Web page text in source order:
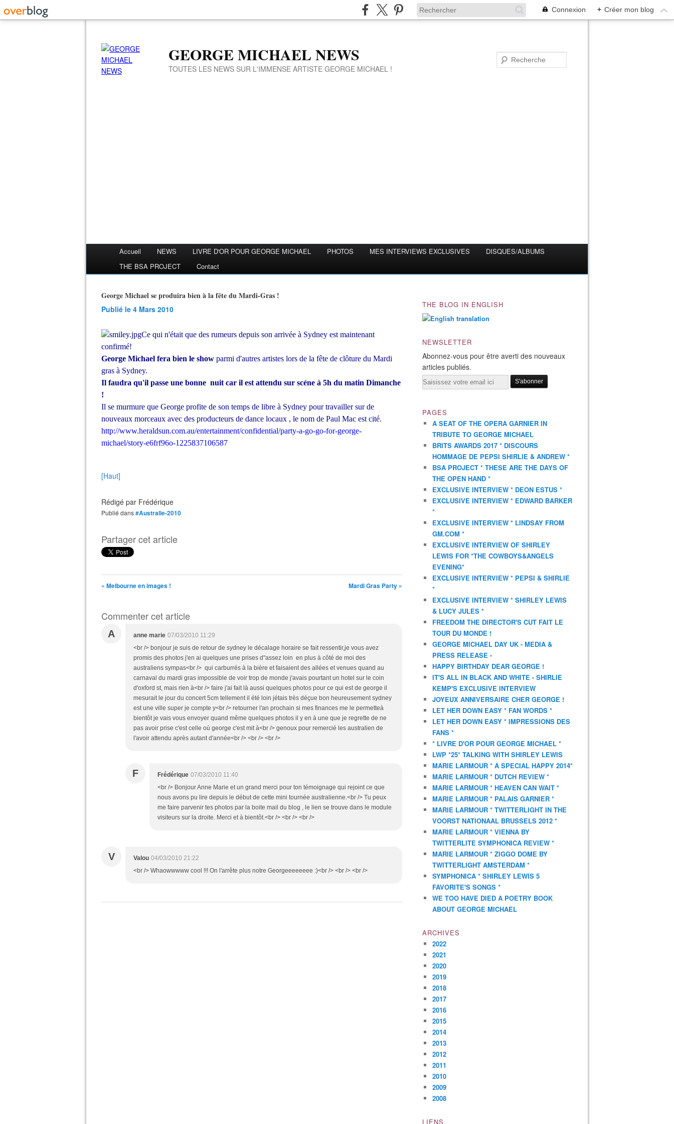
Connexion + Créer mon blog
GEORGE MICHAEL NEWS
TOUTES LES NEWS SUR L'IMMENSE ARTISTE GEORGE MICHAEL !
Accueil NEWS LIVRE D'OR POUR GEORGE MICHAEL PHOTOS MES INTERVIEWS EXCLUSIVES
DISQUES/ALBUMS
THE BSA PROJECT
Contact
George Michael se produira bien à la fête du Mardi-Gras !
Publié le 4 Mars 2010
Ce qui n'était que des rumeurs depuis son arrivée à Sydney est maintenant
confirmé!
George Michael fera bien le show parmi d'autres artistes lors de la fête de clôture du Mardi
gras à Sydney.
Il faudra qu'il passe une bonne nuit car il est attendu sur scéne à 5h du matin Dimanche
!
Il se murmure que George profite de son temps de libre à Sydney pour travailler sur de
nouveaux morceaux avec des producteurs de dance locaux , le nom de Paul Mac est cité.
http://www.heraldsun.com.au/entertainment/confidential/party-a-go-go-for-george-
michael/story-e6frf96o-1225837106587
[Haut]
Rédigé par Frédérique
Publié dans#Australie-2010
Partager cet article
« Melbourne en images ! Mardi Gras Party »
Commenter cet article
A anne marie 07/03/2010 11:29
<br /> bonjour je suis de retour de sydney le décalage horaire se fait ressentir,je vous avez
promis des photos j'en ai quelques une prises d"assez loin en plus à côté de moi des
australiens sympas<br /> qui carburrés à la bière et faisaient des allées et venues quand au
carnaval du mardi gras impossible de voir trop de monde j'avais pourtant un hotel sur le coin
d'oxford st, mais rien à<br /> faire j'ai fait là aussi quelques photos pour ce qui est de george il
mesurait le jour du concert 5cm tellement il été loin jétais très déçue bon heureusement sydney
est une ville super je compte y<br /> retourner l'an prochain si mes finances me le permetteà
bientôt je vais vous envoyer quand même quelques photos il y en à une que je regrette de ne
pas avoir prise c'est celle où george c'est mit à<br /> genoux pour remercié les australien de
l'avoir attendu après autant d'année<br /> <br /> <br />
F Frédérique 07/03/2010 11:40
<br /> Bonjour Anne Marie et un grand merci pour ton témoignage qui rejoint ce que
nous avons pu lire depuis le début de cette mini tournée australienne.<br /> Tu peux
me faire parvenir tes photos par la boite mail du blog , le lien se trouve dans le module
visiteurs sur la droite. Merci et à bientôt.<br /> <br /> <br />
V Valou 04/03/2010 21:22
<br /> Whaowwwww cool !!! On l'arrête plus notre Georgeeeeeeee :)<br /> <br /> <br />
THE BLOG IN ENGLISH
NEWSLETTER
Abonnez-vous pour être averti des nouveaux
articles publiés.
Email
PAGES
A SEAT OF THE OPERA GARNIER IN
TRIBUTE TO GEORGE MICHAEL
BRITS AWARDS 2017 * DISCOURS
HOMMAGE DE PEPSI SHIRLIE & ANDREW *
BSA PROJECT * THESE ARE THE DAYS OF
THE OPEN HAND *
EXCLUSIVE INTERVIEW * DEON ESTUS *
EXCLUSIVE INTERVIEW * EDWARD BARKER
*
EXCLUSIVE INTERVIEW * LINDSAY FROM
GM.COM *
EXCLUSIVE INTERVIEW OF SHIRLEY
LEWIS FOR *THE COWBOYS&ANGELS
EVENING*
EXCLUSIVE INTERVIEW * PEPSI & SHIRLIE
*
EXCLUSIVE INTERVIEW * SHIRLEY LEWIS
& LUCY JULES *
FREEDOM THE DIRECTOR'S CUT FAIT LE
TOUR DU MONDE !
GEORGE MICHAEL DAY UK - MEDIA &
PRESS RELEASE -
HAPPY BIRTHDAY DEAR GEORGE !
IT'S ALL IN BLACK AND WHITE - SHIRLIE
KEMP'S EXCLUSIVE INTERVIEW
JOYEUX ANNIVERSAIRE CHER GEORGE !
LET HER DOWN EASY * FAN WORDS *
LET HER DOWN EASY * IMPRESSIONS DES
FANS *
* LIVRE D'OR POUR GEORGE MICHAEL *
LWP *25* TALKING WITH SHIRLEY LEWIS
MARIE LARMOUR * A SPECIAL HAPPY 2014*
MARIE LARMOUR * DUTCH REVIEW *
MARIE LARMOUR * HEAVEN CAN WAIT *
MARIE LARMOUR * PALAIS GARNIER *
MARIE LARMOUR * TWITTERLIGHT IN THE
VOORST NATIONAAL BRUSSELS 2012 *
MARIE LARMOUR * VIENNA BY
TWITTERLITE SYMPHONICA REVIEW *
MARIE LARMOUR * ZIGGO DOME BY
TWITTERLIGHT AMSTERDAM *
SYMPHONICA * SHIRLEY LEWIS 5
FAVORITE'S SONGS *
WE TOO HAVE DIED A POETRY BOOK
ABOUT GEORGE MICHAEL
ARCHIVES
2022
2021
2020
2019
2018
2017
2016
2015
2014
2013
2012
2011
2010
2009
2008
LIENS